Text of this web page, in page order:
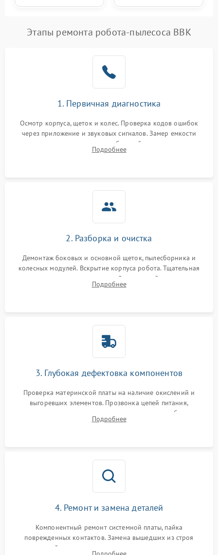
Этапы ремонта робота-пылесоса BBK
1. Первичная диагностика
Осмотр корпуса, щеток и колес. Проверка кодов ошибок
через приложение и звуковых сигналов. Замер емкости
аккумулятора и тестирование базовой станции зарядки.
Оценка работы лидара, бампера и датчиков падения для
Подробнее
2. Разборка и очистка
Демонтаж боковых и основной щеток, пылесборника и
колесных модулей. Вскрытие корпуса робота. Тщательная
очистка внутренних полостей, шестерней и плат от
скопившейся пыли, волос и шерсти животных с
Подробнее
3. Глубокая дефектовка компонентов
Проверка материнской платы на наличие окислений и
выгоревших элементов. Прозвонка цепей питания,
тестирование приводных моторов колес и турбины
всасывания. Оценка состояния оптических и инфракрасных
Подробнее
4. Ремонт и замена деталей
Компонентный ремонт системной платы, пайка
поврежденных контактов. Замена вышедших из строя
двигателей, изношенного аккумулятора, неисправного